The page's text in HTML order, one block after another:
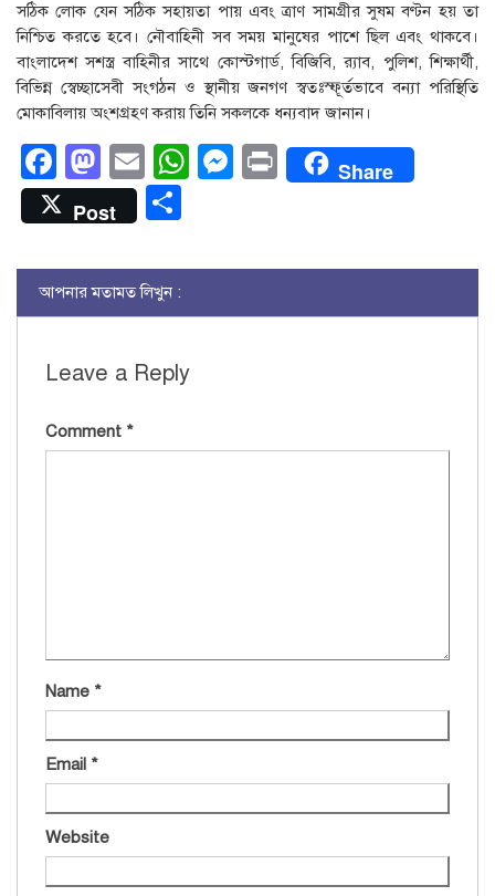
সঠিক লোক যেন সঠিক সহায়তা পায় এবং ত্রাণ সামগ্রীর সুষম বণ্টন হয় তা
নিশ্চিত করতে হবে। নৌবাহিনী সব সময় মানুষের পাশে ছিল এবং থাকবে।
বাংলাদেশ সশস্ত্র বাহিনীর সাথে কোস্টগার্ড, বিজিবি, র‌্যাব, পুলিশ, শিক্ষার্থী,
বিভিন্ন স্বেচ্ছাসেবী সংগঠন ও স্থানীয় জনগণ স্বতঃস্ফূর্তভাবে বন্যা পরিস্থিতি
মোকাবিলায় অংশগ্রহণ করায় তিনি সকলকে ধন্যবাদ জানান।
Facebook
Mastodon
EmailWhatsApp
Messenger
PrintShare
Post
আপনার মতামত লিখুন :
Leave a Reply
Comment *
Name *
Email *
Website